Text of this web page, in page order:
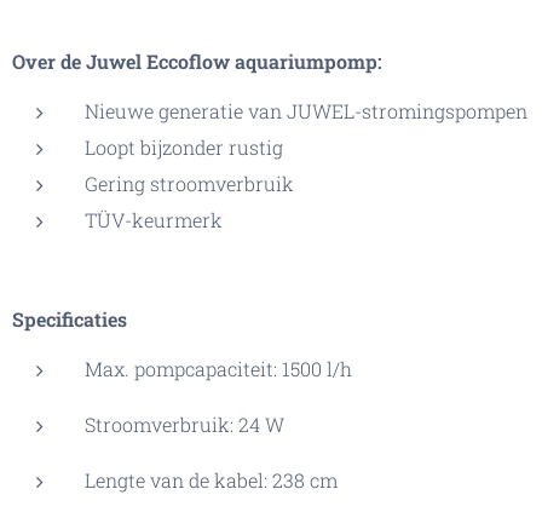
Over de Juwel Eccoflow aquariumpomp:
Nieuwe generatie van JUWEL-stromingspompen
Loopt bijzonder rustig
Gering stroomverbruik
TÜV-keurmerk
Specificaties
Max. pompcapaciteit: 1500 l/h
Stroomverbruik: 24 W
Lengte van de kabel: 238 cm